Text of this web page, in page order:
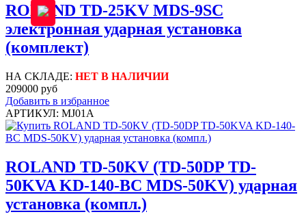
ROLAND TD-25KV MDS-9SC
электронная ударная установка
(комплект)
НА СКЛАДЕ: НЕТ В НАЛИЧИИ
209000 руб
Добавить в избранное
АРТИКУЛ: MJ01A
ROLAND TD-50KV (TD-50DP TD-
50KVA KD-140-BC MDS-50KV) ударная
установка (компл.)